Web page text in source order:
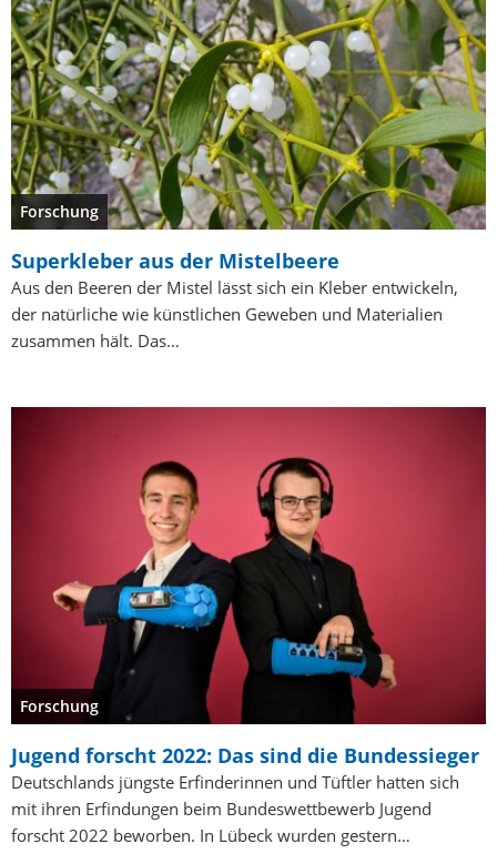
Forschung
Superkleber aus der Mistelbeere
Aus den Beeren der Mistel lässt sich ein Kleber entwickeln,
der natürliche wie künstlichen Geweben und Materialien
zusammen hält. Das…
Forschung
Jugend forscht 2022: Das sind die Bundessieger
Deutschlands jüngste Erfinderinnen und Tüftler hatten sich
mit ihren Erfindungen beim Bundeswettbewerb Jugend
forscht 2022 beworben. In Lübeck wurden gestern…